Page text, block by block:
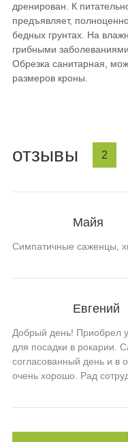
дренирован. К
предъявляет,
бедных грунтах. На
грибными
Обрезка санитарная,
размеров кроны.
отзывы 2
Майя
Симпатичные саженцы,
Евгений
Добрый день! Приобрел
для посадки в рокарии.
согласованный день и в
очень хорошо. Рад